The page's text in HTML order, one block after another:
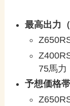
最高出力（
75馬力
予想価格帯